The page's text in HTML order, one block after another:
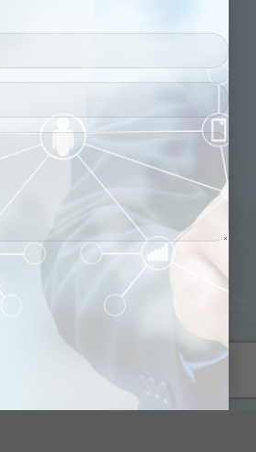
viducad.com. All rights reserved.